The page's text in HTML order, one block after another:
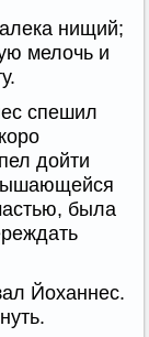
нищий;
мелочь и
спешил
дойти
была
Йоханнес.